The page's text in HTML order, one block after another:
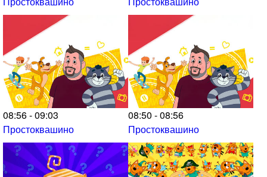
08:56 - 09:03
Простоквашино
08:50 - 08:56
Простоквашино